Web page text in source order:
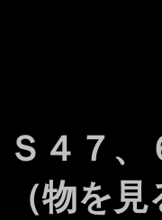
Ｓ４７
（物を